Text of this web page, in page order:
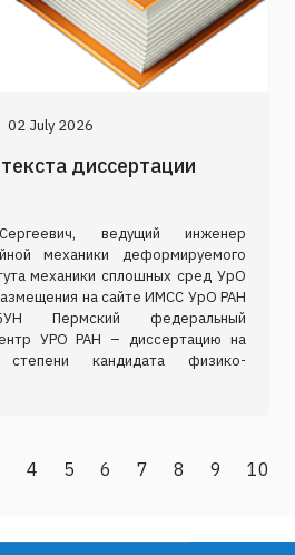
02 July 2026
диссертации
ведущий инженер
механики деформируемого
механики сплошных сред УрО
на сайте ИМСС УрО РАН
Пермский федеральный
УРО РАН – диссертацию на
степени кандидата физико-
4 5 6 7 8 9 10